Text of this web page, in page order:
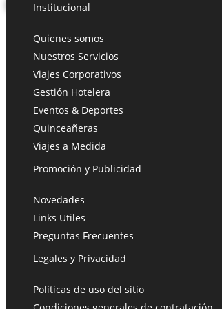
Institucional
Quienes somos
Nuestros Servicios
Viajes Corporativos
Gestión Hotelera
Eventos & Deportes
Quinceañeras
Viajes a Medida
Promoción y Publicidad
Novedades
Links Utiles
Preguntas Frecuentes
Legales y Privacidad
Políticas de uso del sitio